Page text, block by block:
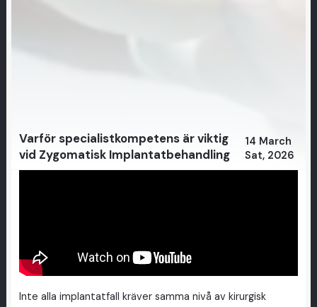
Varför specialistkompetens är viktig
vid Zygomatisk Implantatbehandling
14 March
Sat, 2026
Inte alla implantatfall kräver samma nivå av kirurgisk